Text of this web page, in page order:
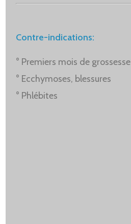
Contre-indications:
° Premiers mois de grossesse
° Ecchymoses, blessures
° Phlébites